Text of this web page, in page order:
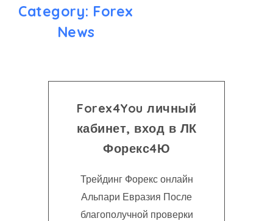
Category: Forex
News
Forex4You личный
кабинет, вход в ЛК
Форекс4Ю
Трейдинг Форекс онлайн
Альпари Евразия После
благополучной проверки